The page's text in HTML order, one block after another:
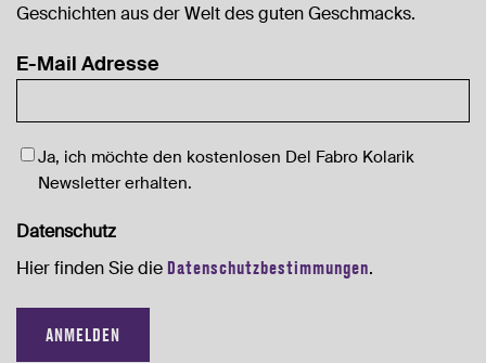
Geschichten aus der Welt des guten Geschmacks.
E-Mail Adresse
Newsletter
Ja, ich möchte den kostenlosen Del Fabro Kolarik
Newsletter erhalten.
Datenschutz
Hier finden Sie die Datenschutzbestimmungen.